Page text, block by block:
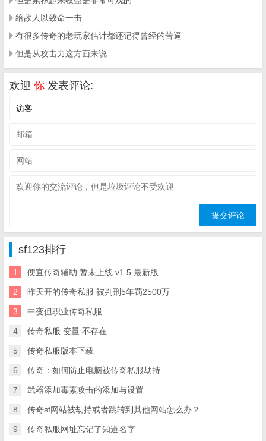
给敌人以致命一击
有很多传奇的老玩家估计都还记得曾经的苦逼
但是从攻击力这方面来说
欢迎 你 发表评论:
sf123排行
1 便宜传奇辅助 暂未上线 v1 5 最新版
2 昨天开的传奇私服 被判刑5年罚2500万
3 中变但职业传奇私服
4 传奇私服 变量 不存在
5 传奇私服版本下载
6 传奇：如何防止电脑被传奇私服劫持
7 武器添加毒素攻击的添加与设置
8 传奇sf网站被劫持或者跳转到其他网站怎么办？
9 传奇私服网址忘记了知道名字